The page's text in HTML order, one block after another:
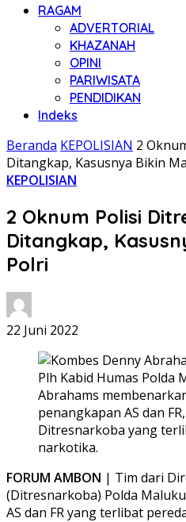
RAGAM
ADVERTORIAL
KHAZANAH
OPINI
PARIWISATA
PENDIDIKAN
Indeks
Beranda KEPOLISIAN 2
Ditangkap, Kasusnya Bikin
KEPOLISIAN
2 Oknum Polisi
Ditangkap,
Polri
22 Juni 2022
Plh Kabid Humas Polda
Abrahams
penangkapan AS dan
Ditresnarkoba yang
narkotika.
FORUM AMBON | Tim dari
(Ditresnarkoba) Polda
AS dan FR yang terlibat